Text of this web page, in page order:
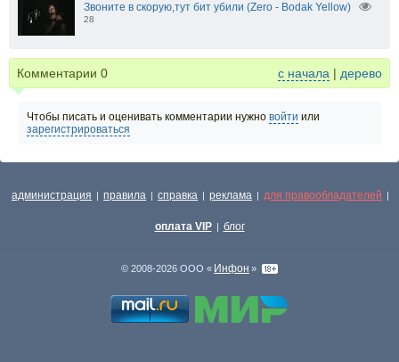
Звоните в скорую,тут бит убили (Zero - Bodak Yellow)
28
Комментарии 0 с начала | дерево
Чтобы писать и оценивать комментарии нужно войти или
зарегистрироваться
администрация | правила | справка | реклама | для правообладателей |
оплата VIP | блог
© 2008-2026 ООО « Инфон »